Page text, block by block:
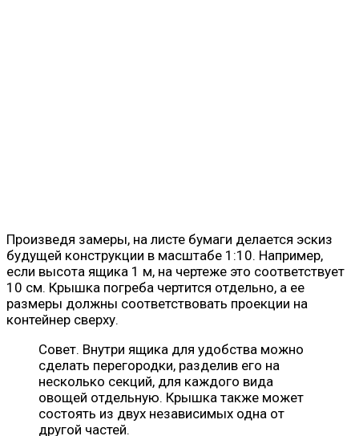
Произведя замеры, на листе бумаги делается эскиз
будущей конструкции в масштабе 1:10. Например,
если высота ящика 1 м, на чертеже это соответствует
10 см. Крышка погреба чертится отдельно, а ее
размеры должны соответствовать проекции на
контейнер сверху.
Совет. Внутри ящика для удобства можно
сделать перегородки, разделив его на
несколько секций, для каждого вида
овощей отдельную. Крышка также может
состоять из двух независимых одна от
другой частей.